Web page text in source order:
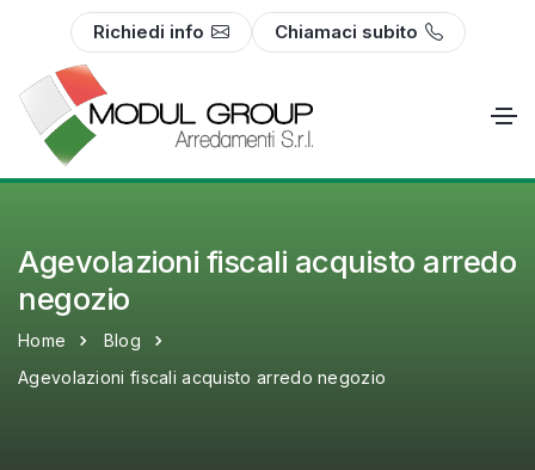
Richiedi info Chiamaci subito
Agevolazioni fiscali acquisto arredo
negozio
Home
Blog
Agevolazioni fiscali acquisto arredo negozio